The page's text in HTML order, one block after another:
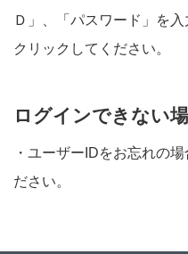
Ｄ」、「パスワード」を
クリックしてください。
ログインできない
・ユーザーIDをお忘れの場
ださい。